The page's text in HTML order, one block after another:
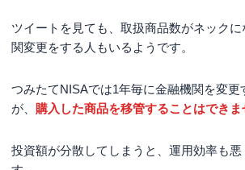
ツイートを見ても、取扱商品数がネック
関変更をする人もいるようです。
つみたてNISAでは1年毎に金融機関を変更
が、 購入した商品を移管することはできま
投資額が分散してしまうと、運用効率も悪